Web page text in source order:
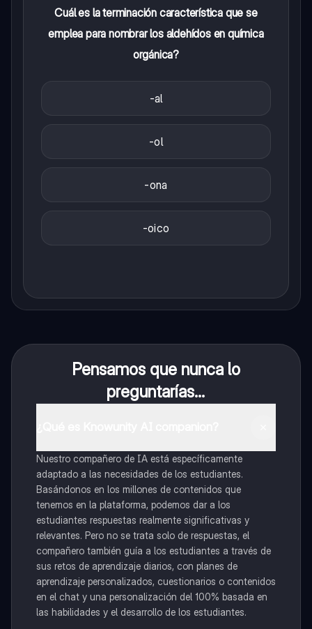
Cuál es la terminación característica que se
emplea para nombrar los aldehídos en química
orgánica?
-al
-ol
-ona
-oico
Pensamos que nunca lo
preguntarías...
Nuestro compañero de IA está específicamente
adaptado a las necesidades de los estudiantes.
Basándonos en los millones de contenidos que
tenemos en la plataforma, podemos dar a los
estudiantes respuestas realmente significativas y
relevantes. Pero no se trata solo de respuestas, el
compañero también guía a los estudiantes a través de
sus retos de aprendizaje diarios, con planes de
aprendizaje personalizados, cuestionarios o contenidos
en el chat y una personalización del 100% basada en
las habilidades y el desarrollo de los estudiantes.